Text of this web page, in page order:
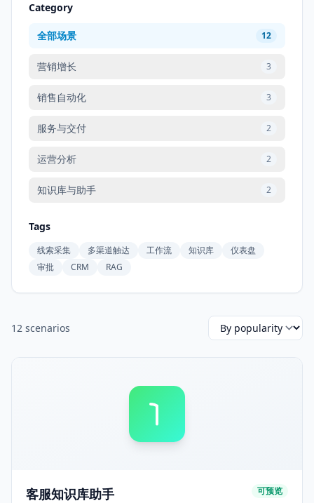
Category
全部场景 12
营销增长 3
销售自动化 3
服务与交付 2
运营分析 2
知识库与助手 2
Tags
线索采集 多渠道触达 工作流 知识库
仪表盘
审批
CRM RAG
12 scenarios
客服知识库助手 可预览